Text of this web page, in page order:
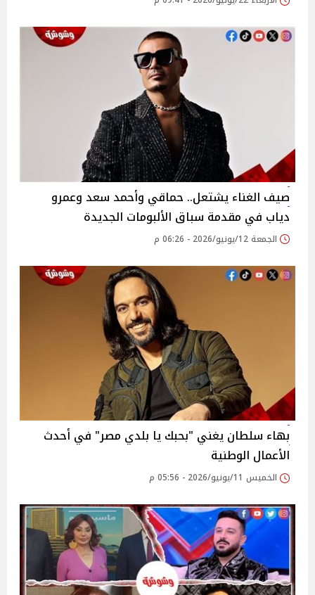
صيف الغناء يشتعل.. حماقي وأحمد سعد وعمرو
دياب في مقدمة سباق الألبومات الجديدة
الجمعة 12/يونيو/2026 - 06:26 م
بهاء سلطان يغني "بحبك يا بلدي مصر" في أحدث
الأعمال الوطنية
الخميس 11/يونيو/2026 - 05:56 م